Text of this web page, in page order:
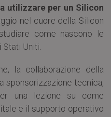
utilizzare per un Silicon
nel cuore della Silicon
come nascono le
Uniti.
la collaborazione della
sponsorizzazione tecnica,
una lezione su come
e il supporto operativo